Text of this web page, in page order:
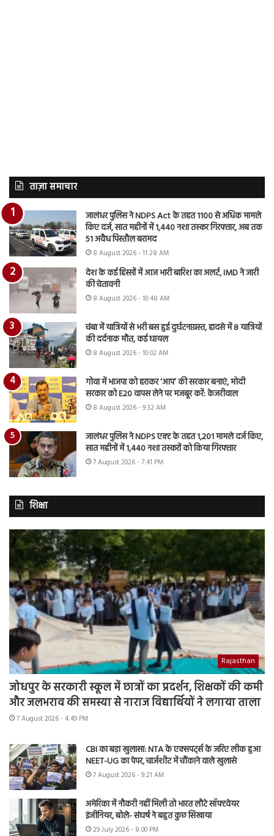
ताज़ा समाचार
जालंधर पुलिस ने NDPS Act के तहत 1100 से अधिक मामले
किए दर्ज, सात महीनों में 1,440 नशा तस्कर गिरफ्तार, अब तक
51 अवैध पिस्तौल बरामद
8 August 2026 - 11:28 AM
देश के कई हिस्सों में आज भारी बारिश का अलर्ट, IMD ने जारी
की चेतावनी
8 August 2026 - 10:48 AM
चंबा में यात्रियों से भरी बस हुई दुर्घटनाग्रस्त, हादसे में 8 यात्रियों
की दर्दनाक मौत, कई घायल
8 August 2026 - 10:02 AM
गोवा में भाजपा को हराकर ‘आप’ की सरकार बनाएं, मोदी
सरकार को E20 वापस लेने पर मजबूर करें: केजरीवाल
8 August 2026 - 9:32 AM
जालंधर पुलिस ने NDPS एक्ट के तहत 1,201 मामले दर्ज किए,
सात महीनों में 1,440 नशा तस्करों को किया गिरफ्तार
7 August 2026 - 7:41 PM
शिक्षा
Rajasthan
जोधपुर के सरकारी स्कूल में छात्रों का प्रदर्शन, शिक्षकों की कमी
और जलभराव की समस्या से नाराज विद्यार्थियों ने लगाया ताला
7 August 2026 - 4:49 PM
CBI का बड़ा खुलासा: NTA के एक्सपर्ट्स के जरिए लीक हुआ
NEET-UG का पेपर, चार्जशीट में चौंकाने वाले खुलासे
7 August 2026 - 9:21 AM
अमेरिका में नौकरी नहीं मिली तो भारत लौटे सॉफ्टवेयर
इंजीनियर, बोले- संघर्ष ने बहुत कुछ सिखाया
29 July 2026 - 8:00 PM